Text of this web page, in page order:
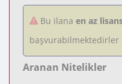
Bu ilana en az
başvurabilmektedirler
Aranan Nitelikler